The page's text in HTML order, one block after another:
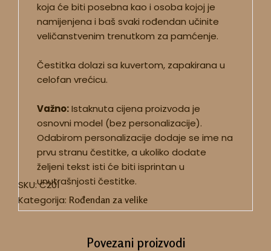
koja će biti posebna kao i osoba kojoj je
namijenjena i baš svaki rođendan učinite
veličanstvenim trenutkom za pamćenje.
Čestitka dolazi sa kuvertom, zapakirana u
celofan vrećicu.
Važno:Istaknuta cijena proizvoda je
osnovni model (bez personalizacije).
Odabirom personalizacije dodaje se ime na
prvu stranu čestitke, a ukoliko dodate
željeni tekst isti će biti isprintan u
unutrašnjosti čestitke.
SKU:C201
Kategorija: Rođendan za velike
Povezani proizvodi